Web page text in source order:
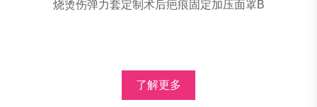
烧烫伤弹力套定制术后疤痕固定加压面罩B
了解更多